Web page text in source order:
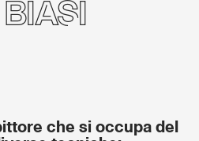
che si occupa del